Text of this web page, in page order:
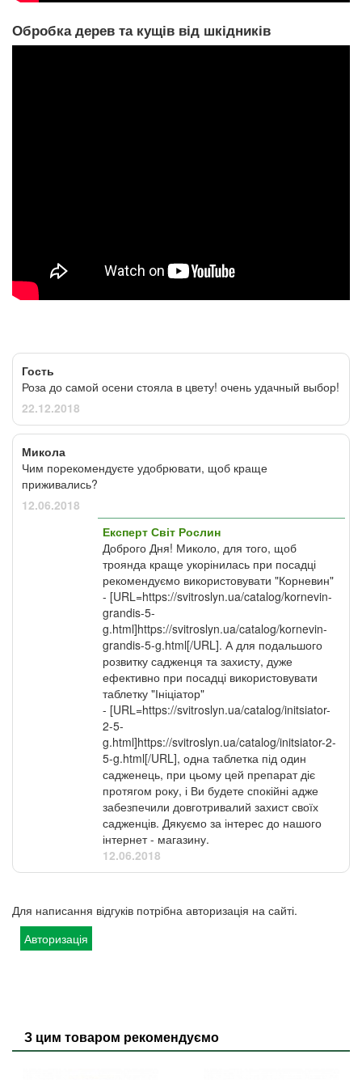
Обробка дерев та кущів від шкідників
Гость
Роза до самой осени стояла в цвету! очень удачный выбор!
22.12.2018
Микола
Чим порекомендуєте удобрювати, щоб краще
приживались?
12.06.2018
Експерт Світ Рослин
Доброго Дня! Миколо, для того, щоб
троянда краще укорінилась при посадці
рекомендуємо використовувати "Корневин"
- [URL=https://svitroslyn.ua/catalog/kornevin-
grandis-5-
g.html]https://svitroslyn.ua/catalog/kornevin-
grandis-5-g.html[/URL]. А для подальшого
розвитку садженця та захисту, дуже
ефективно при посадці використовувати
таблетку "Ініціатор"
- [URL=https://svitroslyn.ua/catalog/initsiator-
2-5-
g.html]https://svitroslyn.ua/catalog/initsiator-2-
5-g.html[/URL], одна таблетка під один
садженець, при цьому цей препарат діє
протягом року, і Ви будете спокійні адже
забезпечили довготривалий захист своїх
садженців. Дякуємо за інтерес до нашого
інтернет - магазину.
12.06.2018
Для написання відгуків потрібна авторизація на сайті.
Авторизація
З цим товаром рекомендуємо